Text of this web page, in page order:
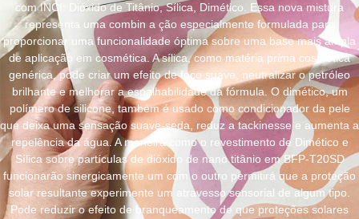
com INCI: Dióxido de Titânio, Sílica, Dimético. Essa nova mistura
representa uma combin a ção especialmente formulada para
proporcionar uma funcionalidade óptima sobre uma base mais ampla
de aplicação em cosmética. A sílica, como matéria prima cosmética
genérica, pode criar um efeito de foco suave, neutralizar o petróleo
brilhante e melhorar a espalhabilidade da fórmula. O dimético, um
polímero de silicone, também é usado como condicionador da pele
que deixa uma sensação suave-seda, reduz a tackinesse e aumenta a
repelência da água. A maneira como o revestimento de Dimético e
Sílica sobre partículas de dióxido de nano titânio em BFP-T20SD
funcionarão sinergicamente um com o outro permitirá que a proteção
solar resultante experimente um atravesso sensorial de algum tipo.
Pode reduzir o efeito de branqueamento de que proteções solares